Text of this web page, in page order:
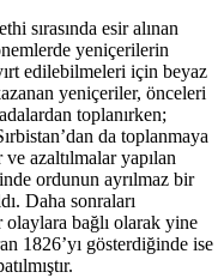
sırasında esir alınan
yeniçerilerin
edilebilmeleri için beyaz
yeniçeriler, önceleri
toplanırken;
da toplanmaya
ve azaltılmalar yapılan
ordunun ayrılmaz bir
Daha sonraları
olaylara bağlı olarak yine
1826’yı gösterdiğinde ise